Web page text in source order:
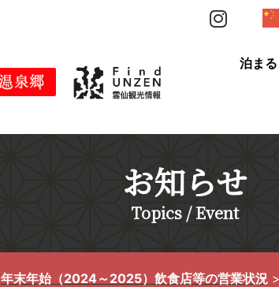
泊まる
お知らせ
Topics / Event
年末年始（2024～2025）飲食店等の営業状況 >